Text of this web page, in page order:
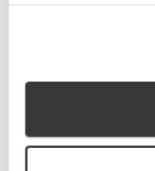
Přidat k porovnání